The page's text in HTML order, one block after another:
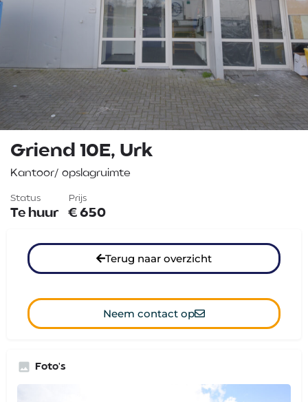
Griend 10E, Urk
Kantoor/ opslagruimte
Status
Te huur
Prijs
€ 650
Terug naar overzicht
Neem contact op
Foto's